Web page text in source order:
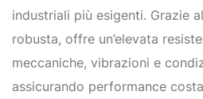
industriali più esigenti. Grazie
robusta, offre un’elevata
meccaniche, vibrazioni e
assicurando performance